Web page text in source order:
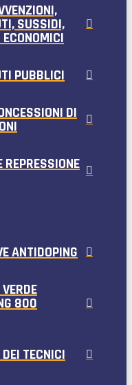
SUSSIDI,
PUBBLICI
DI
REPRESSIONE
ANTIDOPING
800
TECNICI